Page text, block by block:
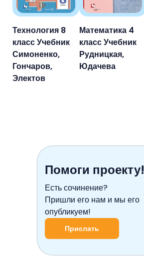
Технология 8
класс Учебник
Симоненко,
Гончаров,
Электов
Математика 4
класс Учебник
Рудницкая,
Юдачева
Помоги проекту!
Есть сочинение?
Пришли его нам и мы его
опубликуем!
Прислать